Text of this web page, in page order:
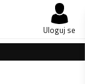
Uloguj se